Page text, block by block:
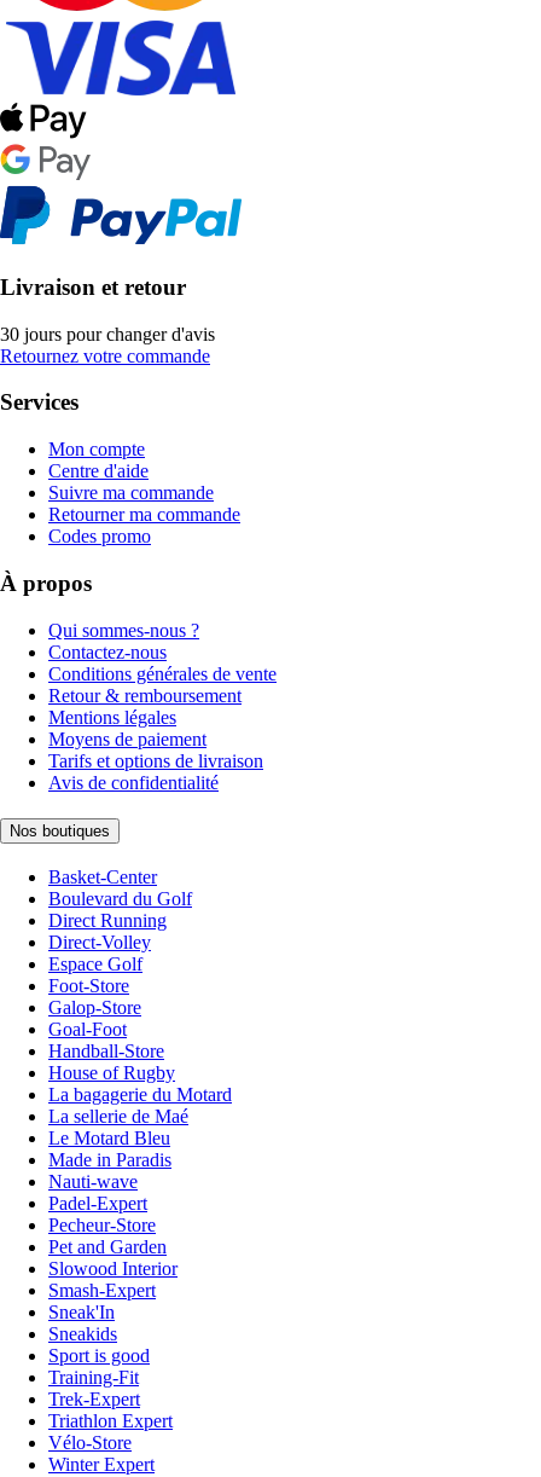
Livraison et retour
30 jours pour changer d'avis
Retournez votre commande
Services
Mon compte
Centre d'aide
Suivre ma commande
Retourner ma commande
Codes promo
À propos
Qui sommes-nous ?
Contactez-nous
Conditions générales de vente
Retour & remboursement
Mentions légales
Moyens de paiement
Tarifs et options de livraison
Avis de confidentialité
Nos boutiques
Basket-Center
Boulevard du Golf
Direct Running
Direct-Volley
Espace Golf
Foot-Store
Galop-Store
Goal-Foot
Handball-Store
House of Rugby
La bagagerie du Motard
La sellerie de Maé
Le Motard Bleu
Made in Paradis
Nauti-wave
Padel-Expert
Pecheur-Store
Pet and Garden
Slowood Interior
Smash-Expert
Sneak'In
Sneakids
Sport is good
Training-Fit
Trek-Expert
Triathlon Expert
Vélo-Store
Winter Expert